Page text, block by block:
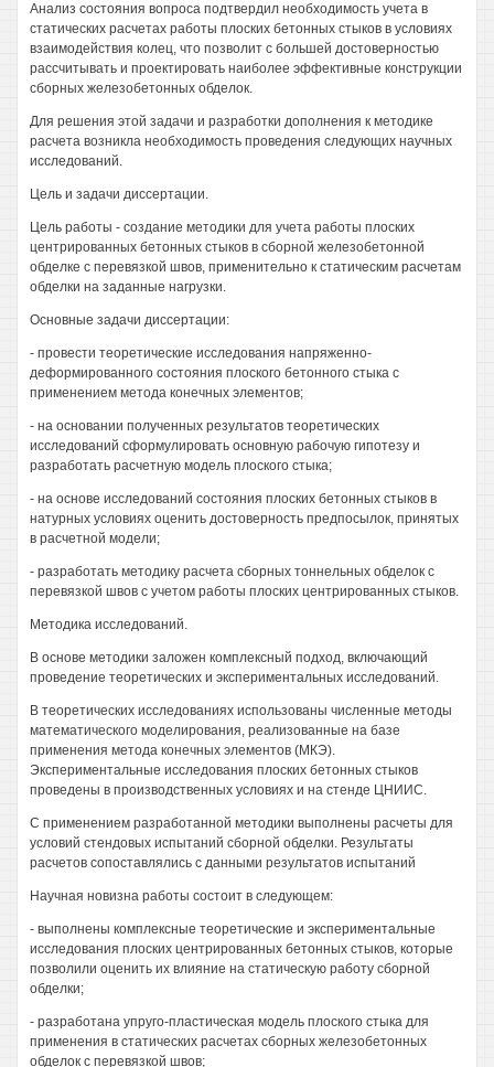
Анализ состояния вопроса подтвердил необходимость учета в
статических расчетах работы плоских бетонных стыков в условиях
взаимодействия колец, что позволит с большей достоверностью
рассчитывать и проектировать наиболее эффективные конструкции
сборных железобетонных обделок.
Для решения этой задачи и разработки дополнения к методике
расчета возникла необходимость проведения следующих научных
исследований.
Цель и задачи диссертации.
Цель работы - создание методики для учета работы плоских
центрированных бетонных стыков в сборной железобетонной
обделке с перевязкой швов, применительно к статическим расчетам
обделки на заданные нагрузки.
Основные задачи диссертации:
- провести теоретические исследования напряженно-
деформированного состояния плоского бетонного стыка с
применением метода конечных элементов;
- на основании полученных результатов теоретических
исследований сформулировать основную рабочую гипотезу и
разработать расчетную модель плоского стыка;
- на основе исследований состояния плоских бетонных стыков в
натурных условиях оценить достоверность предпосылок, принятых
в расчетной модели;
- разработать методику расчета сборных тоннельных обделок с
перевязкой швов с учетом работы плоских центрированных стыков.
Методика исследований.
В основе методики заложен комплексный подход, включающий
проведение теоретических и экспериментальных исследований.
В теоретических исследованиях использованы численные методы
математического моделирования, реализованные на базе
применения метода конечных элементов (МКЭ).
Экспериментальные исследования плоских бетонных стыков
проведены в производственных условиях и на стенде ЦНИИС.
С применением разработанной методики выполнены расчеты для
условий стендовых испытаний сборной обделки. Результаты
расчетов сопоставлялись с данными результатов испытаний
Научная новизна работы состоит в следующем:
- выполнены комплексные теоретические и экспериментальные
исследования плоских центрированных бетонных стыков, которые
позволили оценить их влияние на статическую работу сборной
обделки;
- разработана упруго-пластическая модель плоского стыка для
применения в статических расчетах сборных железобетонных
обделок с перевязкой швов;